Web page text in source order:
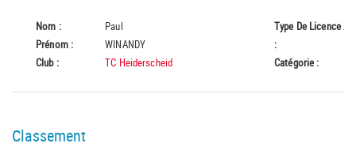
Nom :
Paul
Prénom :
WINANDY
Club :
TC Heiderscheid
Type De Licence
:
A
Catégorie :
Classement